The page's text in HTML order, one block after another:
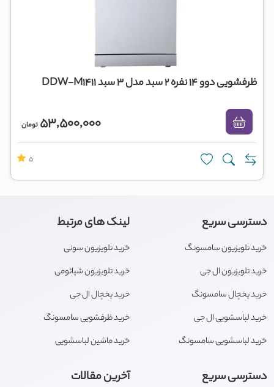
ظرفشویی دوو 14 نفره 2 سبد مدل 3 سبد DDW-M1411
53,500,000 تومان
5
دسترسی سریع
خرید تلویزیون سامسونگ
خرید تلویزیون ال جی
خرید یخچال سامسونگ
خرید لباسشویی ال جی
خرید لباسشویی سامسونگ
لینک های مرتبط
خرید تلویزیون سونی
خرید تلویزیون شیائومی
خرید یخچال ال جی
خرید ظرفشویی سامسونگ
خرید ماشین لباسشویی
دسترسی سریع آخرین مقالات